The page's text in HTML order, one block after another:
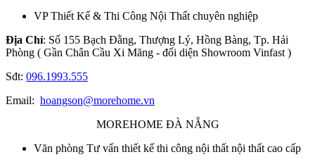
VP Thiết Kế & Thi Công Nội Thất chuyên nghiệp
Địa Chỉ: Số 155 Bạch Đằng, Thượng Lý, Hồng Bàng, Tp. Hải
Phòng ( Gần Chân Cầu Xi Măng - đối diện Showroom Vinfast )
Sđt: 096.1993.555
Email: hoangson@morehome.vn
MOREHOME ĐÀ NẴNG
Văn phòng Tư vấn thiết kế thi công nội thất nội thất cao cấp